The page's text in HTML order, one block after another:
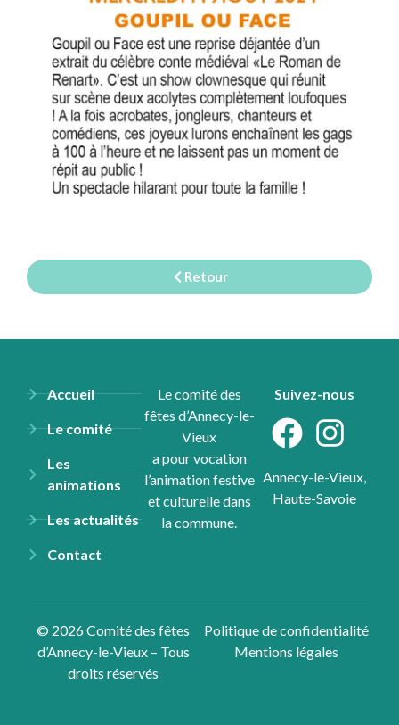
Retour
Accueil
Le comité
Les
animations
Les actualités
Contact
Le comité des
fêtes d’Annecy-le-
Vieux
a pour vocation
l’animation festive
et culturelle dans
la commune.
Suivez-nous
Annecy-le-Vieux,
Haute-Savoie
© 2026 Comité des fêtes
d’Annecy-le-Vieux – Tous
droits réservés
Politique de confidentialité
Mentions légales